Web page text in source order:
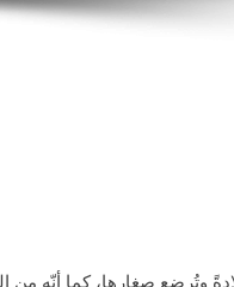
وتُرضع صغارها، كما أنّه من